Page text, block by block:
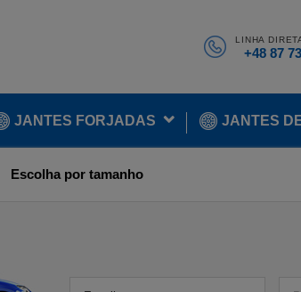
LINHA
+48 87
JANTES FORJADAS JANTES
Escolha por tamanho